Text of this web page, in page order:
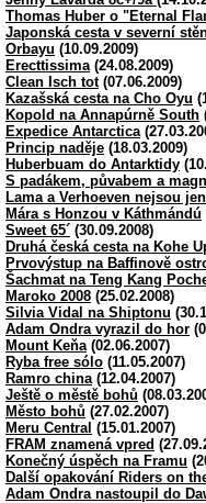
Thomas Huber o "Eternal
Japonská cesta v severní
Orbayu (10.09.2009)
Erecttissima (24.08.2009)
Clean Isch tot(07.06.2009)
Kazašská cesta na Cho Oyu
Kopold na Annapúrně South
Expedice Antarctica
Princip naděje (18.03.2009)
Huberbuam do Antarktidy
S padákem, půvabem a
Lama a Verhoeven nejsou
Mára s Honzou v Káthmándú
Sweet 65´ (30.09.2008)
Druhá česká cesta na Kohe
Prvovýstup na Baffinově
Šachmat na Teng Kang
Maroko 2008 (25.02.2008)
Silvia Vidal na Shiptonu
Adam Ondra vyrazil do hor
Mount Keňa (02.06.2007)
Ryba free sólo (11.05.2007)
Ramro china (12.04.2007)
Ještě o městě bohů
Město bohů (27.02.2007)
Meru Central (15.01.2007)
FRAM znamená vpred
Konečný úspěch na Framu
Další opakování Riders on
Adam Ondra nastoupil do